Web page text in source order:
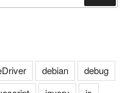
debian
debug